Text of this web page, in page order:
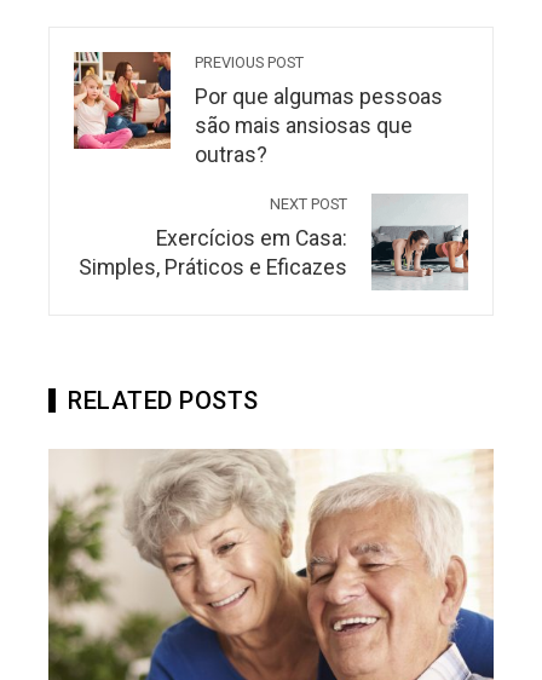
PREVIOUS POST
Por que algumas pessoas
são mais ansiosas que
outras?
NEXT POST
Exercícios em Casa:
Simples, Práticos e Eficazes
RELATED POSTS